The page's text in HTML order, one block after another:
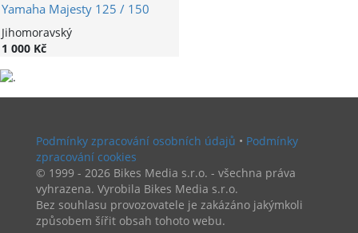
Yamaha Majesty 125 / 150
Jihomoravský
1 000 Kč
Podmínky zpracování osobních údajů • Podmínky
zpracování cookies
© 1999 - 2026 Bikes Media s.r.o. - všechna práva
vyhrazena. Vyrobila Bikes Media s.r.o.
Bez souhlasu provozovatele je zakázáno jakýmkoli
způsobem šířit obsah tohoto webu.